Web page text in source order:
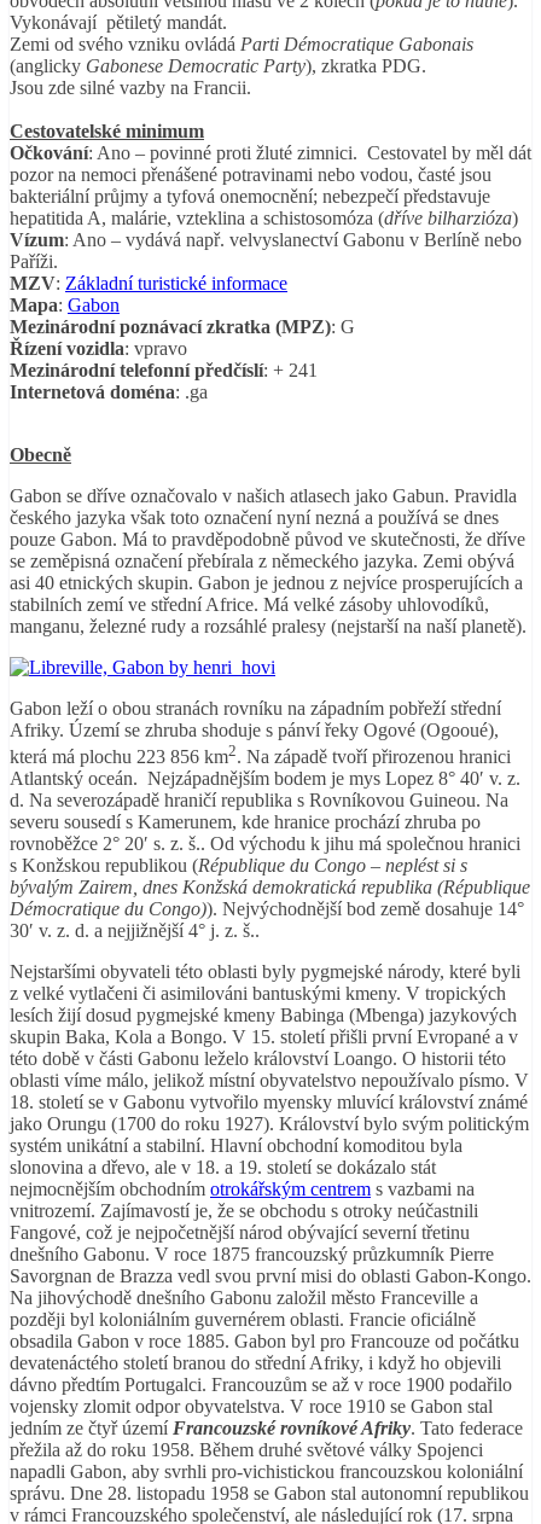
Vykonávají pětiletý mandát.
Zemi od svého vzniku ovládá Parti Démocratique Gabonais
(anglicky Gabonese Democratic Party), zkratka PDG.
Jsou zde silné vazby na Francii.
Cestovatelské minimum
Očkování: Ano – povinné proti žluté zimnici. Cestovatel by měl dát
pozor na nemoci přenášené potravinami nebo vodou, časté jsou
bakteriální průjmy a tyfová onemocnění; nebezpečí představuje
hepatitida A, malárie, vzteklina a schistosomóza (dříve bilharzióza)
Vízum: Ano – vydává např. velvyslanectví Gabonu v Berlíně nebo
Paříži.
MZV: Základní turistické informace
Mapa: Gabon
Mezinárodní poznávací zkratka (MPZ): G
Řízení vozidla: vpravo
Mezinárodní telefonní předčíslí: + 241
Internetová doména: .ga
Obecně
Gabon se dříve označovalo v našich atlasech jako Gabun. Pravidla
českého jazyka však toto označení nyní nezná a používá se dnes
pouze Gabon. Má to pravděpodobně původ ve skutečnosti, že dříve
se zeměpisná označení přebírala z německého jazyka. Zemi obývá
asi 40 etnických skupin. Gabon je jednou z nejvíce prosperujících a
stabilních zemí ve střední Africe. Má velké zásoby uhlovodíků,
manganu, železné rudy a rozsáhlé pralesy (nejstarší na naší planetě).
Gabon leží o obou stranách rovníku na západním pobřeží střední
Afriky. Území se zhruba shoduje s pánví řeky Ogové (Ogooué),
která má plochu 223 856 km2. Na západě tvoří přirozenou hranici
Atlantský oceán. Nejzápadnějším bodem je mys Lopez 8° 40′ v. z.
d. Na severozápadě hraničí republika s Rovníkovou Guineou. Na
severu sousedí s Kamerunem, kde hranice prochází zhruba po
rovnoběžce 2° 20′ s. z. š.. Od východu k jihu má společnou hranici
s Konžskou republikou (République du Congo – neplést si s
bývalým Zairem, dnes Konžská demokratická republika (République
Démocratique du Congo)). Nejvýchodnější bod země dosahuje 14°
30′ v. z. d. a nejjižnější 4° j. z. š..
Nejstaršími obyvateli této oblasti byly pygmejské národy, které byli
z velké vytlačeni či asimilováni bantuskými kmeny. V tropických
lesích žijí dosud pygmejské kmeny Babinga (Mbenga) jazykových
skupin Baka, Kola a Bongo. V 15. století přišli první Evropané a v
této době v části Gabonu leželo království Loango. O historii této
oblasti víme málo, jelikož místní obyvatelstvo nepoužívalo písmo. V
18. století se v Gabonu vytvořilo myensky mluvící království známé
jako Orungu (1700 do roku 1927). Království bylo svým politickým
systém unikátní a stabilní. Hlavní obchodní komoditou byla
slonovina a dřevo, ale v 18. a 19. století se dokázalo stát
nejmocnějším obchodním otrokářským centrem s vazbami na
vnitrozemí. Zajímavostí je, že se obchodu s otroky neúčastnili
Fangové, což je nejpočetnější národ obývající severní třetinu
dnešního Gabonu. V roce 1875 francouzský průzkumník Pierre
Savorgnan de Brazza vedl svou první misi do oblasti Gabon-Kongo.
Na jihovýchodě dnešního Gabonu založil město Franceville a
později byl koloniálním guvernérem oblasti. Francie oficiálně
obsadila Gabon v roce 1885. Gabon byl pro Francouze od počátku
devatenáctého století branou do střední Afriky, i když ho objevili
dávno předtím Portugalci. Francouzům se až v roce 1900 podařilo
vojensky zlomit odpor obyvatelstva. V roce 1910 se Gabon stal
jedním ze čtyř území Francouzské rovníkové Afriky. Tato federace
přežila až do roku 1958. Během druhé světové války Spojenci
napadli Gabon, aby svrhli pro-vichistickou francouzskou koloniální
správu. Dne 28. listopadu 1958 se Gabon stal autonomní republikou
v rámci Francouzského společenství, ale následující rok (17. srpna